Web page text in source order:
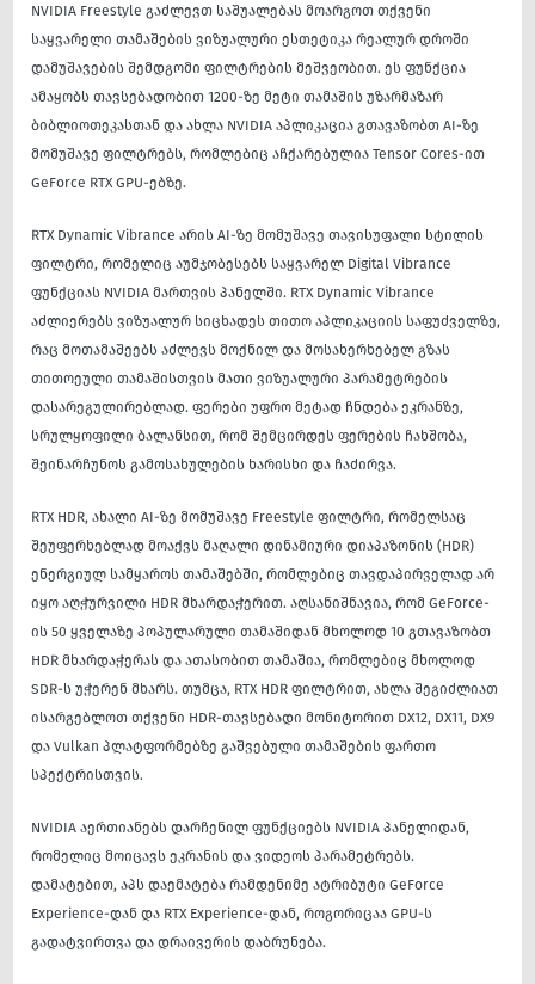
NVIDIA Freestyle გაძლევთ საშუალებას მოარგოთ თქვენი
საყვარელი თამაშების ვიზუალური ესთეტიკა რეალურ დროში
დამუშავების შემდგომი ფილტრების მეშვეობით. ეს ფუნქცია
ამაყობს თავსებადობით 1200-ზე მეტი თამაშის უზარმაზარ
ბიბლიოთეკასთან და ახლა NVIDIA აპლიკაცია გთავაზობთ AI-ზე
მომუშავე ფილტრებს, რომლებიც აჩქარებულია Tensor Cores-ით
GeForce RTX GPU-ებზე.
RTX Dynamic Vibrance არის AI-ზე მომუშავე თავისუფალი სტილის
ფილტრი, რომელიც აუმჯობესებს საყვარელ Digital Vibrance
ფუნქციას NVIDIA მართვის პანელში. RTX Dynamic Vibrance
აძლიერებს ვიზუალურ სიცხადეს თითო აპლიკაციის საფუძველზე,
რაც მოთამაშეებს აძლევს მოქნილ და მოსახერხებელ გზას
თითოეული თამაშისთვის მათი ვიზუალური პარამეტრების
დასარეგულირებლად. ფერები უფრო მეტად ჩნდება ეკრანზე,
სრულყოფილი ბალანსით, რომ შემცირდეს ფერების ჩახშობა,
შეინარჩუნოს გამოსახულების ხარისხი და ჩაძირვა.
RTX HDR, ახალი AI-ზე მომუშავე Freestyle ფილტრი, რომელსაც
შეუფერხებლად მოაქვს მაღალი დინამიური დიაპაზონის (HDR)
ენერგიულ სამყაროს თამაშებში, რომლებიც თავდაპირველად არ
იყო აღჭურვილი HDR მხარდაჭერით. აღსანიშნავია, რომ GeForce-
ის 50 ყველაზე პოპულარული თამაშიდან მხოლოდ 10 გთავაზობთ
HDR მხარდაჭერას და ათასობით თამაშია, რომლებიც მხოლოდ
SDR-ს უჭერენ მხარს. თუმცა, RTX HDR ფილტრით, ახლა შეგიძლიათ
ისარგებლოთ თქვენი HDR-თავსებადი მონიტორით DX12, DX11, DX9
და Vulkan პლატფორმებზე გაშვებული თამაშების ფართო
სპექტრისთვის.
NVIDIA აერთიანებს დარჩენილ ფუნქციებს NVIDIA პანელიდან,
რომელიც მოიცავს ეკრანის და ვიდეოს პარამეტრებს.
დამატებით, აპს დაემატება რამდენიმე ატრიბუტი GeForce
Experience-დან და RTX Experience-დან, როგორიცაა GPU-ს
გადატვირთვა და დრაივერის დაბრუნება.